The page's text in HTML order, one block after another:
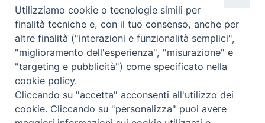
Calendario Appuntamenti
<< Ago 2026 >>
l m m g v s
d
27
28
3
4 5 6 7 8
9
Utilizziamo cookie o tecnologie simili per
finalità tecniche e, con il tuo consenso, anche per
altre finalità ("interazioni e funzionalità semplici",
"miglioramento dell'esperienza", "misurazione" e
"targeting e pubblicità") come specificato nella
cookie policy.
Cliccando su "accetta" acconsenti all'utilizzo dei
cookie. Cliccando su "personalizza" puoi avere